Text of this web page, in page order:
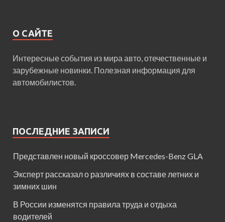
О САЙТЕ
Интересные события из мира авто, отечественные и
зарубежные новинки. Полезная информация для
автомобилистов.
ПОСЛЕДНИЕ ЗАПИСИ
Представлен новый кроссовер Mercedes-Benz GLA
Эксперт рассказал о различиях в составе летних и
зимних шин
В России изменятся правила труда и отдыха
водителей